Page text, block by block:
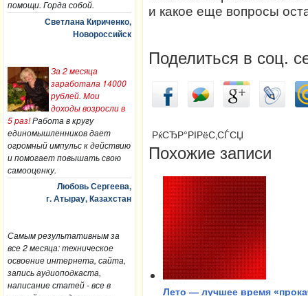
помощи. Горда собой.
Светлана Кириченко,
Новороссийск
За 2 месяца
заработала 14000
рублей. Мои
доходы возросли в
5 раз!Работа в кругу
единомышленников дает
огромный импульс к действию
и помогает повышать свою
самооценку.
Любовь Сергеева,
г. Атырау, Казахстан
Самым результативным за
все 2 месяца: техническое
освоение интернета, сайта,
запись аудиоподкаста,
написание статей - все в
и какое еще вопросы
Поделиться в соц.
РќСЂР°РІРёС‚СЃСЏ
Похожие записи
Лето — лучшее время